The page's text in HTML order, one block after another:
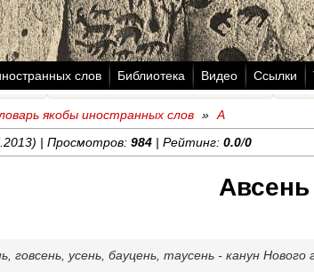
слов Библиотека Видео Ссылки
якобы иностранных слов » А
| Просмотров: 984| Рейтинг: 0.0/0
Авсень
говсень, усень, бауцень, таусень - канун Нового